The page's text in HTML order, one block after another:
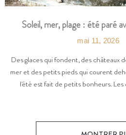
Soleil, mer, plage : été paré
mai 11, 2026
Des glaces qui fondent, des châteaux
mer et des petits pieds qui courent
l'été est fait de petits bonheurs. Les